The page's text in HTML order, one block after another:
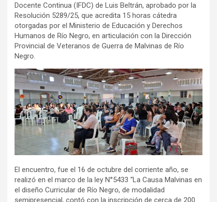
Docente Continua (IFDC) de Luis Beltrán, aprobado por la
Resolución 5289/25, que acredita 15 horas cátedra
otorgadas por el Ministerio de Educación y Derechos
Humanos de Río Negro, en articulación con la Dirección
Provincial de Veteranos de Guerra de Malvinas de Río
Negro.
El encuentro, fue el 16 de octubre del corriente año, se
realizó en el marco de la ley N°5433 “La Causa Malvinas en
el diseño Curricular de Río Negro, de modalidad
semipresencial, contó con la inscripción de cerca de 200